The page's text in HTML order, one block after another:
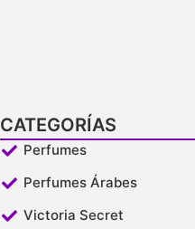
CATEGORÍAS
Perfumes
Perfumes Árabes
Victoria Secret